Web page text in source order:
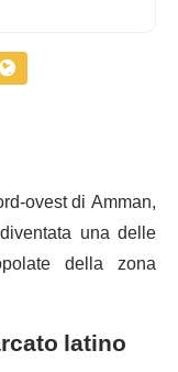
ovest di Amman,
una delle
della zona
latino